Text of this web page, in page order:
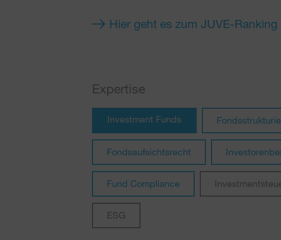
Hier geht es zum JUVE-
Expertise
Investment Funds
Fondsaufsichtsrecht
Fund Compliance
ESG